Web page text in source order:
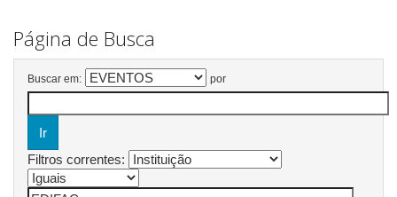
Página de Busca
Buscar em: por
Filtros correntes: